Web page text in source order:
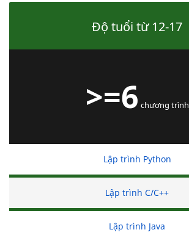
Độ tuổi từ 12-17
>=6 chương trình
Lập trình Python
Lập trình C/C++
Lập trình Java